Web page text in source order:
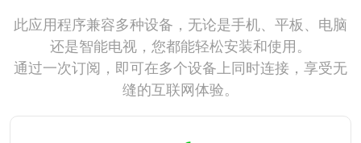
此应用程序兼容多种设备，无论是手机、平板、电脑
还是智能电视，您都能轻松安装和使用。
通过一次订阅，即可在多个设备上同时连接，享受无
缝的互联网体验。